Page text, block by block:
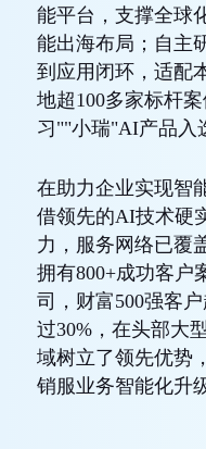
能平台，支撑全球
能出海布局；自主
到应用闭环，适配
地超100多家标杆
习""小瑞"AI产品入
在助力企业实现智
借领先的AI技术硬
力，服务网络已覆
拥有800+成功客户
司，财富500强客
过30%，在头部大
域树立了领先优势
销服业务智能化升